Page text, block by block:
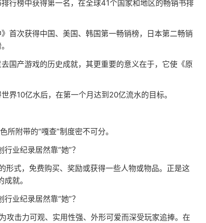
行榜中获得第一名，在全球41个国家和地区的畅销书排
次获得中国、美国、韩国第一畅销榜，日本第二畅销
国产游戏的历史成就，其更重要的意义在于，它使《原
界10亿水后，在第一个月达到20亿流水的目标。
所附带的“嘎查”制度密不可分。
形式，免费购买、奖励或获得一些人物或物品。正是这
就。
攻击力可观、实用性强、外形可爱而深受玩家追捧。在